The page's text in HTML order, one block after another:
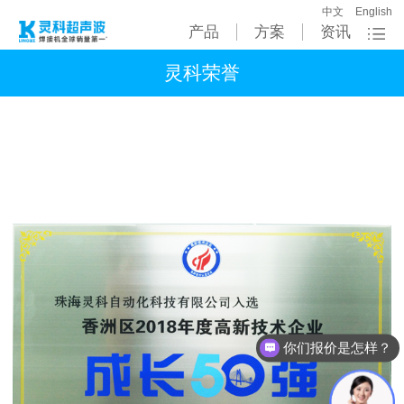
产品 方案 资讯
中文 English
灵科荣誉
你们报价是怎样？